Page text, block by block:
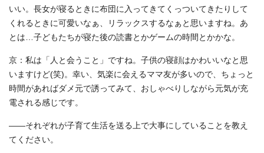
いい。長女が寝るときに布団に入ってきてくっついてきたりして
くれるときに可愛いなぁ、リラックスするなぁと思いますね。あ
とは…子どもたちが寝た後の読書とかゲームの時間とかかな。
京：私は「人と会うこと」ですね。子供の寝顔はかわいいなと思
いますけど(笑)。幸い、気楽に会えるママ友が多いので、ちょっと
時間があればダメ元で誘ってみて、おしゃべりしながら元気が充
電される感じです。
――それぞれが子育て生活を送る上で大事にしていることを教え
てください。